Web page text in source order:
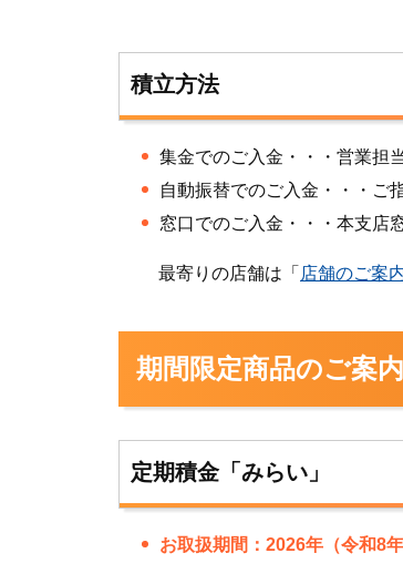
積立方法
集金でのご入金・・・営業担
自動振替でのご入金・・・ご
窓口でのご入金・・・本支店
最寄りの店舗は「 店舗のご案
期間限定商品のご案内
定期積金「みらい」
お取扱期間：2026年（令和8